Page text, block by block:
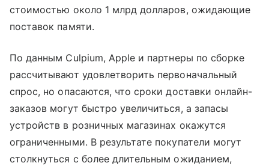
стоимостью около 1 млрд долларов, ожидающие
поставок памяти.
По данным Culpium, Apple и партнеры по сборке
рассчитывают удовлетворить первоначальный
спрос, но опасаются, что сроки доставки онлайн-
заказов могут быстро увеличиться, а запасы
устройств в розничных магазинах окажутся
ограниченными. В результате покупатели могут
столкнуться с более длительным ожиданием,